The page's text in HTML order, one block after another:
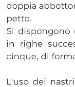
doppia
petto.
Si
in righe
cinque, di
L'uso dei